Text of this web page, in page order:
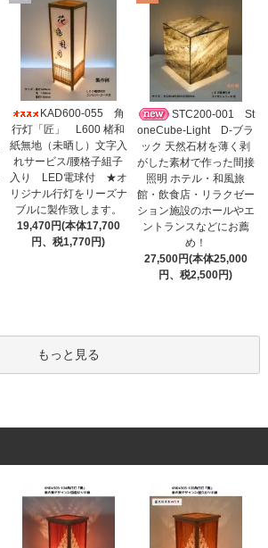
KAD600-055 角
行灯「匠」 L600 楮和
紙無地（未晒し）文字入
れサービス/腰格子組子
入り LED電球付 ★オ
リジナル行灯をリーズナ
ブルに製作致します。
19,470円(本体17,700
円、税1,770円)
STC200-001 St
oneCube-Light D-ブラ
ック 天然石材を薄く剥
がした素材で作った間接
照明 ホテル・和風旅
館・飲食店・リラクゼー
ション施設のホールやエ
ントランスなどにお薦
め！
27,500円(本体25,000
円、税2,500円)
もっと見る